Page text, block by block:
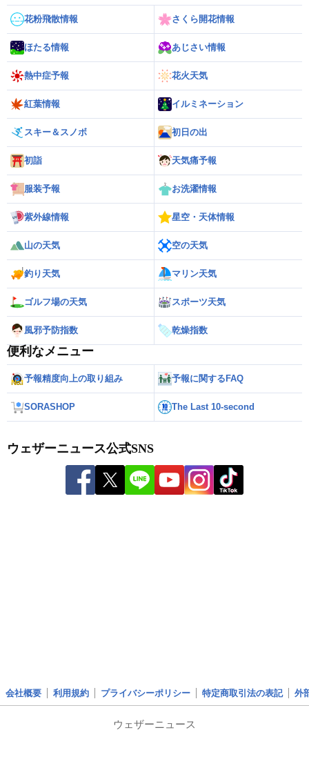
花粉飛散情報 さくら開花情報
ほたる情報 あじさい情報
熱中症予報 花火天気
紅葉情報 イルミネーション
スキー＆スノボ 初日の出
初詣 天気痛予報
服装予報 お洗濯情報
紫外線情報 星空・天体情報
山の天気 空の天気
釣り天気 マリン天気
ゴルフ場の天気 スポーツ天気
風邪予防指数 乾燥指数
便利なメニュー
予報精度向上の取り組み 予報に関するFAQ
SORASHOP The Last 10-second
ウェザーニュース公式SNS
会社概要 利用規約 プライバシーポリシー 特定商取引法の表記 外
ウェザーニュース